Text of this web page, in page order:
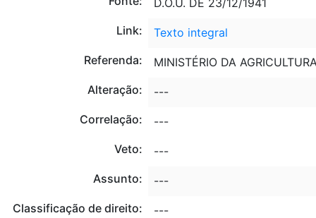
Link:
Texto integral
Referenda:
MINISTÉRIO DA
Alteração:
---
Correlação:
---
Veto:
---
Assunto:
---
Classificação de direito:
---